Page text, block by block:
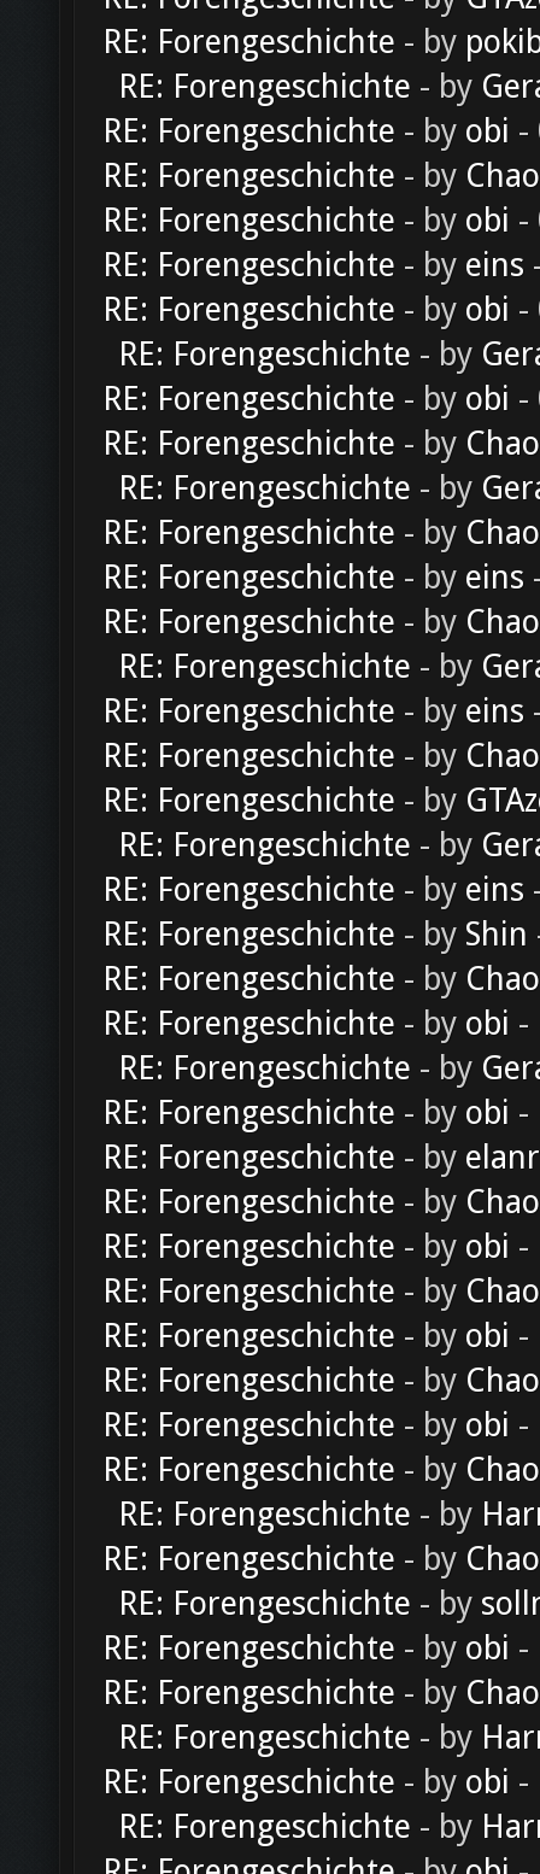
RE: Forengeschichte - by
RE: Forengeschichte - by
RE: Forengeschichte - by obi -
RE: Forengeschichte - by
RE: Forengeschichte - by obi -
RE: Forengeschichte - by eins
RE: Forengeschichte - by obi -
RE: Forengeschichte - by
RE: Forengeschichte - by obi -
RE: Forengeschichte - by
RE: Forengeschichte - by
RE: Forengeschichte - by
RE: Forengeschichte - by eins
RE: Forengeschichte - by
RE: Forengeschichte - by
RE: Forengeschichte - by eins
RE: Forengeschichte - by
RE: Forengeschichte - by
RE: Forengeschichte - by
RE: Forengeschichte - by eins
RE: Forengeschichte - by Shin
RE: Forengeschichte - by
RE: Forengeschichte - by obi -
RE: Forengeschichte - by
RE: Forengeschichte - by obi -
RE: Forengeschichte - by
RE: Forengeschichte - by
RE: Forengeschichte - by obi -
RE: Forengeschichte - by
RE: Forengeschichte - by obi -
RE: Forengeschichte - by
RE: Forengeschichte - by obi -
RE: Forengeschichte - by
RE: Forengeschichte - by
RE: Forengeschichte - by
RE: Forengeschichte - by
RE: Forengeschichte - by obi -
RE: Forengeschichte - by
RE: Forengeschichte - by
RE: Forengeschichte - by obi -
RE: Forengeschichte - by